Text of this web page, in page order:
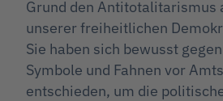
Grund den Antitotalitarismus
unserer freiheitlichen
Sie haben sich bewusst
Symbole und Fahnen vor
entschieden, um die